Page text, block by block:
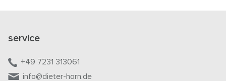
service
+49 7231 313061
info@dieter-horn.de